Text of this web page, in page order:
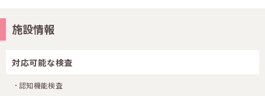
施設情報
対応可能な検査
認知機能検査